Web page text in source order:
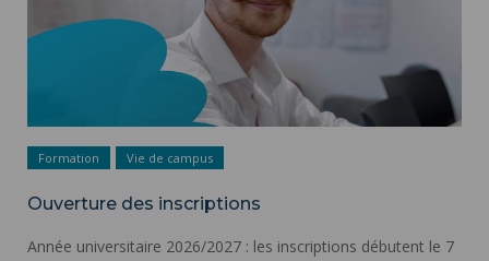
Formation Vie de campus
Ouverture des inscriptions
Année universitaire 2026/2027 : les inscriptions débutent le 7